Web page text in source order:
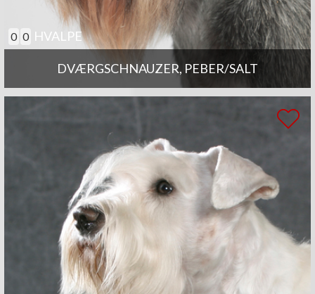
DVÆRGSCHNAUZER, PEBER/SALT
0 0 HVALPE